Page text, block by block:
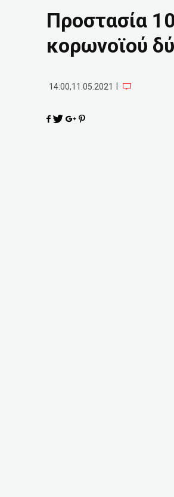
Προστασία
κορωνοϊού
14:00,11.05.2021